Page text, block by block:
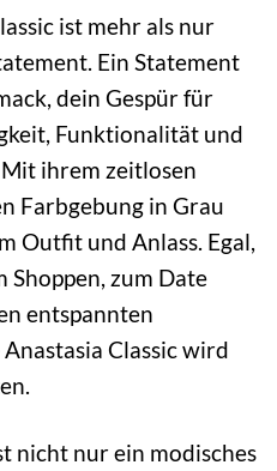
ist mehr als nur
Ein Statement
dein Gespür für
Funktionalität und
ihrem zeitlosen
Farbgebung in Grau
Outfit und Anlass. Egal,
Shoppen, zum Date
entspannten
Classic wird
nicht nur ein modisches